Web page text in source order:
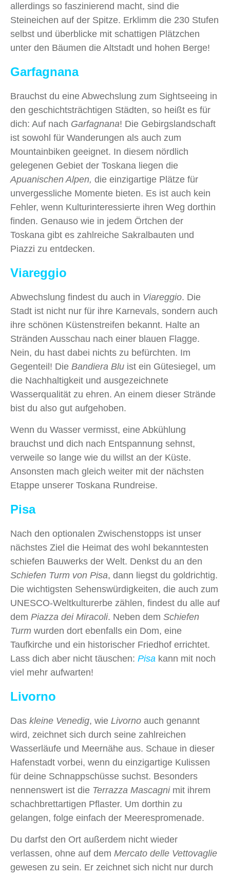
allerdings so faszinierend macht, sind die
Steineichen auf der Spitze. Erklimm die 230 Stufen
selbst und überblicke mit schattigen Plätzchen
unter den Bäumen die Altstadt und hohen Berge!
Garfagnana
Brauchst du eine Abwechslung zum Sightseeing in
den geschichtsträchtigen Städten, so heißt es für
dich: Auf nach Garfagnana! Die Gebirgslandschaft
ist sowohl für Wanderungen als auch zum
Mountainbiken geeignet. In diesem nördlich
gelegenen Gebiet der Toskana liegen die
Apuanischen Alpen, die einzigartige Plätze für
unvergessliche Momente bieten. Es ist auch kein
Fehler, wenn Kulturinteressierte ihren Weg dorthin
finden. Genauso wie in jedem Örtchen der
Toskana gibt es zahlreiche Sakralbauten und
Piazzi zu entdecken.
Viareggio
Abwechslung findest du auch in Viareggio. Die
Stadt ist nicht nur für ihre Karnevals, sondern auch
ihre schönen Küstenstreifen bekannt. Halte an
Stränden Ausschau nach einer blauen Flagge.
Nein, du hast dabei nichts zu befürchten. Im
Gegenteil! Die Bandiera Blu ist ein Gütesiegel, um
die Nachhaltigkeit und ausgezeichnete
Wasserqualität zu ehren. An einem dieser Strände
bist du also gut aufgehoben.
Wenn du Wasser vermisst, eine Abkühlung
brauchst und dich nach Entspannung sehnst,
verweile so lange wie du willst an der Küste.
Ansonsten mach gleich weiter mit der nächsten
Etappe unserer Toskana Rundreise.
Pisa
Nach den optionalen Zwischenstopps ist unser
nächstes Ziel die Heimat des wohl bekanntesten
schiefen Bauwerks der Welt. Denkst du an den
Schiefen Turm von Pisa, dann liegst du goldrichtig.
Die wichtigsten Sehenswürdigkeiten, die auch zum
UNESCO-Weltkulturerbe zählen, findest du alle auf
dem Piazza dei Miracoli. Neben dem Schiefen
Turm wurden dort ebenfalls ein Dom, eine
Taufkirche und ein historischer Friedhof errichtet.
Lass dich aber nicht täuschen: Pisa kann mit noch
viel mehr aufwarten!
Livorno
Das kleine Venedig, wie Livorno auch genannt
wird, zeichnet sich durch seine zahlreichen
Wasserläufe und Meernähe aus. Schaue in dieser
Hafenstadt vorbei, wenn du einzigartige Kulissen
für deine Schnappschüsse suchst. Besonders
nennenswert ist die Terrazza Mascagnimit ihrem
schachbrettartigen Pflaster. Um dorthin zu
gelangen, folge einfach der Meerespromenade.
Du darfst den Ort außerdem nicht wieder
verlassen, ohne auf dem Mercato delle Vettovaglie
gewesen zu sein. Er zeichnet sich nicht nur durch